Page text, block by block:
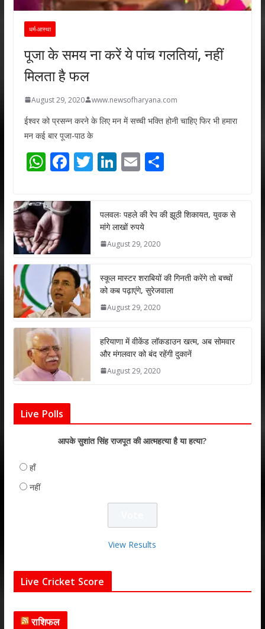
धर्म-आस्था
पूजा के समय ना करें ये पांच गलतियां, नहीं
मिलता है फल
August 29, 2020 www.newsofharyana.com
ईश्वर को प्रसन्न करने के लिए मन में सच्ची भक्ति होनी चाहिए फिर भी हमारा
मन कई बार पूजा-पाठ के
W
at
s
A
p
p
F
e
b
o
k
T
er
Li
e
dI
n
E
l
S
e
पलवलः पहले की रेप की झूठी शिकायत, युवक से
मांगे लाखों रुपये
August 29, 2020
स्कूल मास्टर शराबियों की गिनती करेंगे तो बच्चों
को कब पढ़ाएंगे, सुरेजवाला
August 29, 2020
हरियाणा में वीकेंड लॉकडाउन खत्म, अब सोमवार
और मंगलवार को बंद रहेंगी दुकानें
August 29, 2020
Live Polls
आपके सुशांत सिंह राजपूत की आत्महत्या है या हत्या?
हाँ
नहीं
View Results
Live Cricket Score
राशिफल